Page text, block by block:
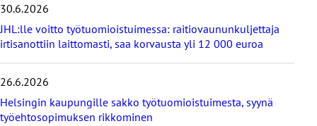
30.6.2026
JHL:lle voitto työtuomioistuimessa: raitiovaununkuljettaja
irtisanottiin laittomasti, saa korvausta yli 12 000 euroa
26.6.2026
Helsingin kaupungille sakko työtuomioistuimesta, syynä
työehtosopimuksen rikkominen